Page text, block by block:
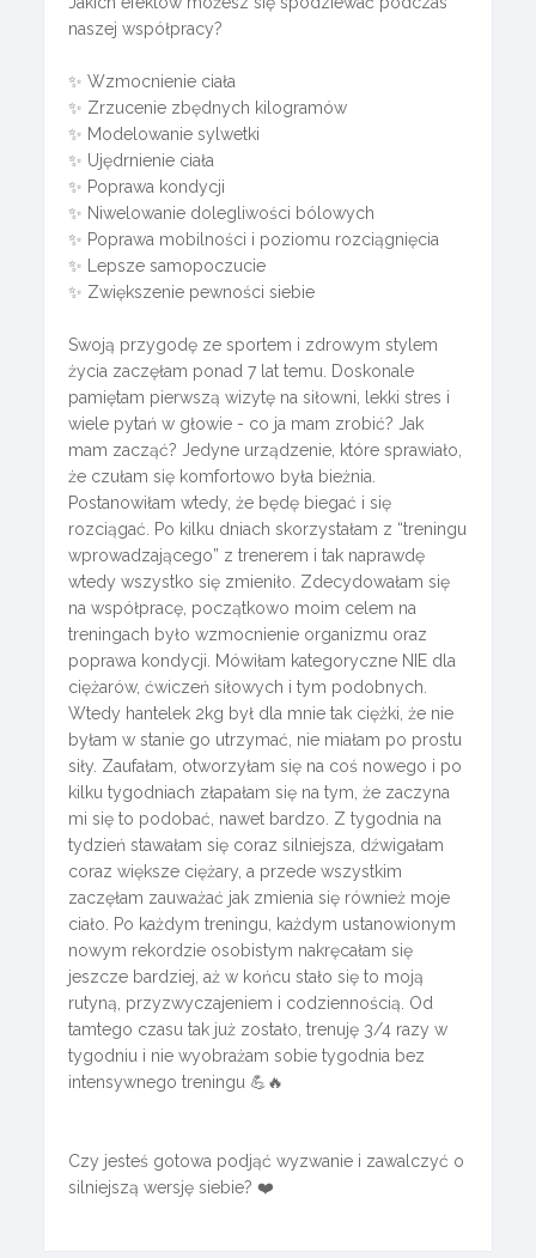
naszej współpracy?
✨ Wzmocnienie ciała
✨ Zrzucenie zbędnych kilogramów
✨ Modelowanie sylwetki
✨ Ujędrnienie ciała
✨ Poprawa kondycji
✨ Niwelowanie dolegliwości bólowych
✨ Poprawa mobilności i poziomu rozciągnięcia
✨ Lepsze samopoczucie
✨ Zwiększenie pewności siebie
Swoją przygodę ze sportem i zdrowym stylem
życia zaczęłam ponad 7 lat temu. Doskonale
pamiętam pierwszą wizytę na siłowni, lekki stres i
wiele pytań w głowie - co ja mam zrobić? Jak
mam zacząć? Jedyne urządzenie, które sprawiało,
że czułam się komfortowo była bieżnia.
Postanowiłam wtedy, że będę biegać i się
rozciągać. Po kilku dniach skorzystałam z “treningu
wprowadzającego” z trenerem i tak naprawdę
wtedy wszystko się zmieniło. Zdecydowałam się
na współpracę, początkowo moim celem na
treningach było wzmocnienie organizmu oraz
poprawa kondycji. Mówiłam kategoryczne NIE dla
ciężarów, ćwiczeń siłowych i tym podobnych.
Wtedy hantelek 2kg był dla mnie tak ciężki, że nie
byłam w stanie go utrzymać, nie miałam po prostu
siły. Zaufałam, otworzyłam się na coś nowego i po
kilku tygodniach złapałam się na tym, że zaczyna
mi się to podobać, nawet bardzo. Z tygodnia na
tydzień stawałam się coraz silniejsza, dźwigałam
coraz większe ciężary, a przede wszystkim
zaczęłam zauważać jak zmienia się również moje
ciało. Po każdym treningu, każdym ustanowionym
nowym rekordzie osobistym nakręcałam się
jeszcze bardziej, aż w końcu stało się to moją
rutyną, przyzwyczajeniem i codziennością. Od
tamtego czasu tak już zostało, trenuję 3/4 razy w
tygodniu i nie wyobrażam sobie tygodnia bez
intensywnego treningu 💪🔥
Czy jesteś gotowa podjąć wyzwanie i zawalczyć o
silniejszą wersję siebie? ❤️